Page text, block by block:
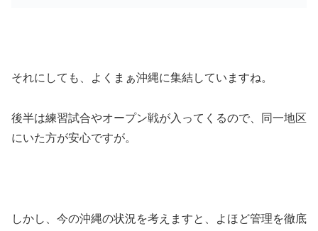
それにしても、よくまぁ沖縄に集結していますね。
後半は練習試合やオープン戦が入ってくるので、同一地区
にいた方が安心ですが。
しかし、今の沖縄の状況を考えますと、よほど管理を徹底